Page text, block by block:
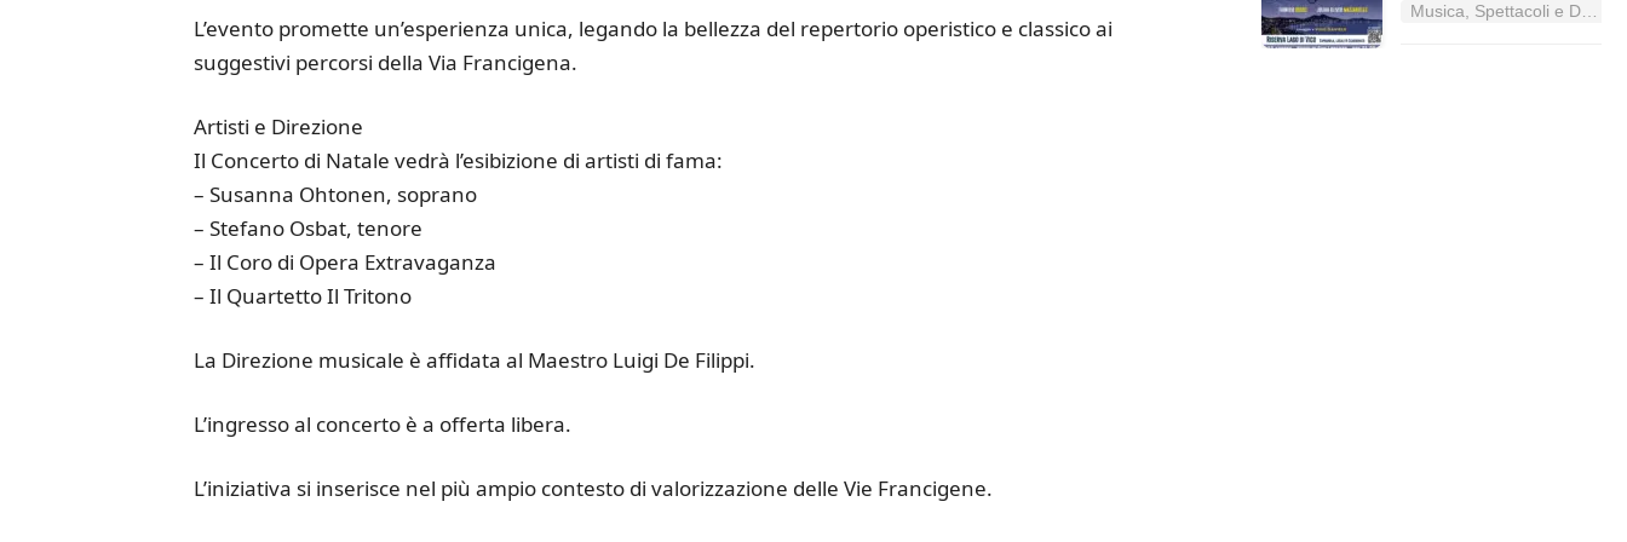
L’evento promette un’esperienza unica, legando la bellezza del repertorio operistico e classico ai
suggestivi percorsi della Via Francigena.
Artisti e Direzione
Il Concerto di Natale vedrà l’esibizione di artisti di fama:
– Susanna Ohtonen, soprano
– Stefano Osbat, tenore
– Il Coro di Opera Extravaganza
– Il Quartetto Il Tritono
La Direzione musicale è affidata al Maestro Luigi De Filippi.
L’ingresso al concerto è a offerta libera.
L’iniziativa si inserisce nel più ampio contesto di valorizzazione delle Vie Francigene.
Musica, Spettacoli e Danza nel Lazio